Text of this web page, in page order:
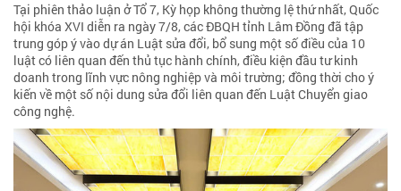
Tại phiên thảo luận ở Tổ 7, Kỳ họp không thường lệ thứ nhất, Quốc
hội khóa XVI diễn ra ngày 7/8, các ĐBQH tỉnh Lâm Đồng đã tập
trung góp ý vào dự án Luật sửa đổi, bổ sung một số điều của 10
luật có liên quan đến thủ tục hành chính, điều kiện đầu tư kinh
doanh trong lĩnh vực nông nghiệp và môi trường; đồng thời cho ý
kiến về một số nội dung sửa đổi liên quan đến Luật Chuyển giao
công nghệ.